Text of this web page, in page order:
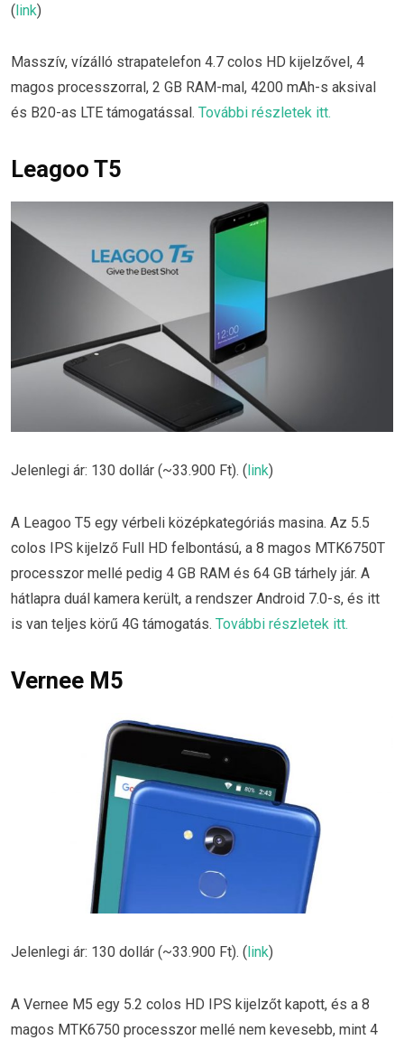
(link)
Masszív, vízálló strapatelefon 4.7 colos HD kijelzővel, 4
magos processzorral, 2 GB RAM-mal, 4200 mAh-s aksival
és B20-as LTE támogatással. További részletek itt.
Leagoo T5
Jelenlegi ár: 130 dollár (~33.900 Ft). ( link)
A Leagoo T5 egy vérbeli középkategóriás masina. Az 5.5
colos IPS kijelző Full HD felbontású, a 8 magos MTK6750T
processzor mellé pedig 4 GB RAM és 64 GB tárhely jár. A
hátlapra duál kamera került, a rendszer Android 7.0-s, és itt
is van teljes körű 4G támogatás. További részletek itt.
Vernee M5
Jelenlegi ár: 130 dollár (~33.900 Ft). ( link)
A Vernee M5 egy 5.2 colos HD IPS kijelzőt kapott, és a 8
magos MTK6750 processzor mellé nem kevesebb, mint 4